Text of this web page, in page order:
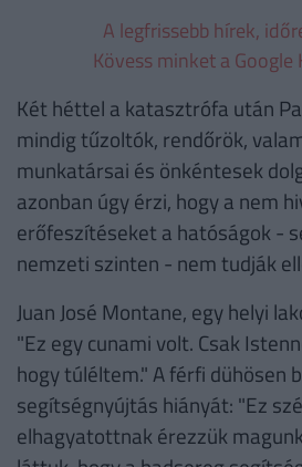
A legfrissebb hírek,
Kövess minket a Google
Két héttel a katasztrófa után
mindig tűzoltók, rendőrök,
munkatársai és önkéntesek
azonban úgy érzi, hogy a nem
erőfeszítéseket a hatóságok -
nemzeti szinten - nem tudják
Juan José Montane, egy helyi
"Ez egy cunami volt. Csak
hogy túléltem." A férfi dühösen
segítségnyújtás hiányát: "Ez
elhagyatottnak érezzük